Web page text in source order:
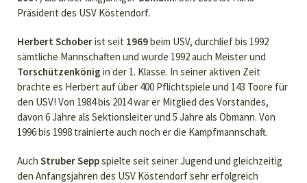
Präsident des USV Köstendorf.
Herbert Schoberist seit 1969beim USV, durchlief bis 1992
sämtliche Mannschaften und wurde 1992 auch Meister und
Torschützenkönig in der 1. Klasse. In seiner aktiven Zeit
brachte es Herbert auf über 400 Pflichtspiele und 143 Toore für
den USV! Von 1984 bis 2014 war er Mitglied des Vorstandes,
davon 6 Jahre als Sektionsleiter und 5 Jahre als Obmann. Von
1996 bis 1998 trainierte auch noch er die Kampfmannschaft.
Auch Struber Seppspielte seit seiner Jugend und gleichzeitig
den Anfangsjahren des USV Köstendorf sehr erfolgreich